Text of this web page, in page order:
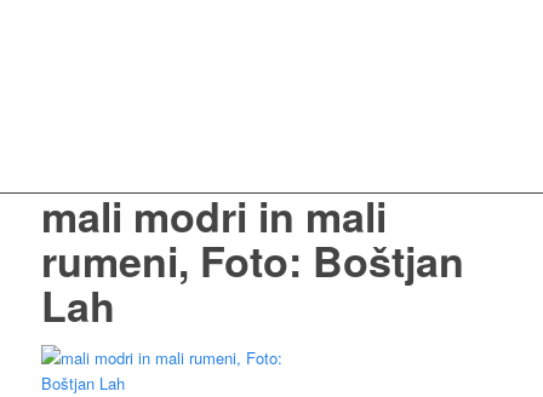
mali modri in mali
rumeni, Foto: Boštjan
Lah